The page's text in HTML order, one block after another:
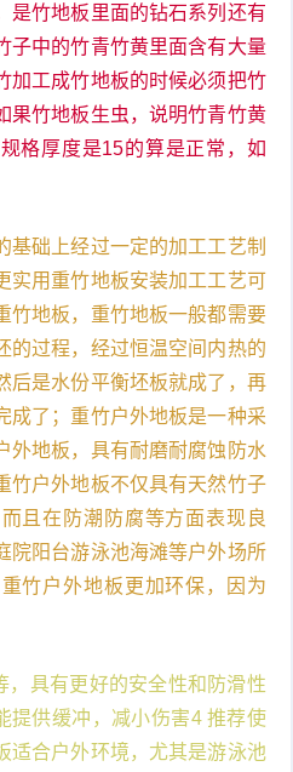
是竹地板里面的钻石系列还有
子中的竹青竹黄里面含有大量
加工成竹地板的时候必须把竹
果竹地板生虫，说明竹青竹黄
格厚度是15的算是正常，如
基础上经过一定的加工工艺制
实用重竹地板安装加工工艺可
竹地板，重竹地板一般都需要
的过程，经过恒温空间内热的
后是水份平衡坯板就成了，再
成了；重竹户外地板是一种采
外地板，具有耐磨耐腐蚀防水
竹户外地板不仅具有天然竹子
且在防潮防腐等方面表现良
院阳台游泳池海滩等户外场所
竹户外地板更加环保，因为
，具有更好的安全性和防滑性
提供缓冲，减小伤害4 推荐使
适合户外环境，尤其是游泳池